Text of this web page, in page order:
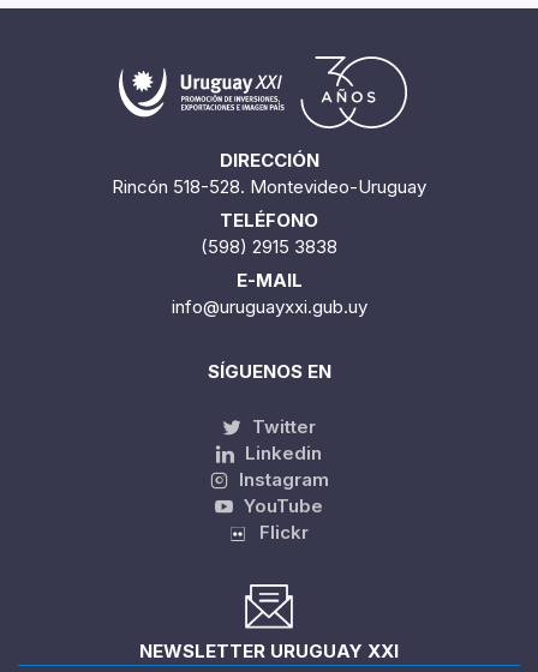
DIRECCIÓN
Rincón 518-528. Montevideo-Uruguay
TELÉFONO
(598) 2915 3838
E-MAIL
info@uruguayxxi.gub.uy
SÍGUENOS EN
Twitter
Linkedin
Instagram
YouTube
Flickr
NEWSLETTER URUGUAY XXI